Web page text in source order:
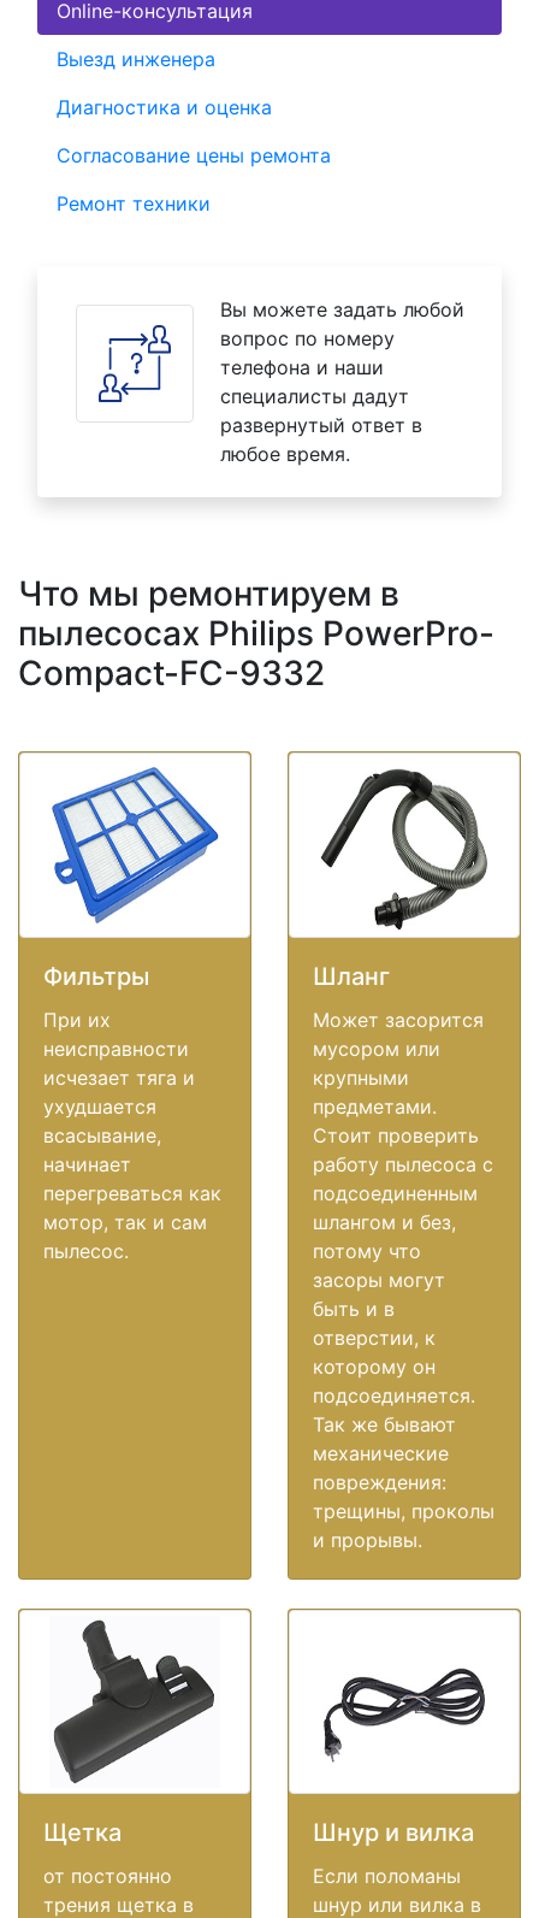
Online-консультация
Выезд инженера
Диагностика и оценка
Согласование цены ремонта
Ремонт техники
Вы можете задать любой
вопрос по номеру
телефона и наши
специалисты дадут
развернутый ответ в
любое время.
Что мы ремонтируем в
пылесосах Philips PowerPro-
Compact-FC-9332
Фильтры
При их
неисправности
исчезает тяга и
ухудшается
всасывание,
начинает
перегреваться как
мотор, так и сам
пылесос.
Шланг
Может засорится
мусором или
крупными
предметами.
Стоит проверить
работу пылесоса с
подсоединенным
шлангом и без,
потому что
засоры могут
быть и в
отверстии, к
которому он
подсоединяется.
Так же бывают
механические
повреждения:
трещины, проколы
и прорывы.
Щетка
от постоянно
трения щетка в
Шнур и вилка
Если поломаны
шнур или вилка в